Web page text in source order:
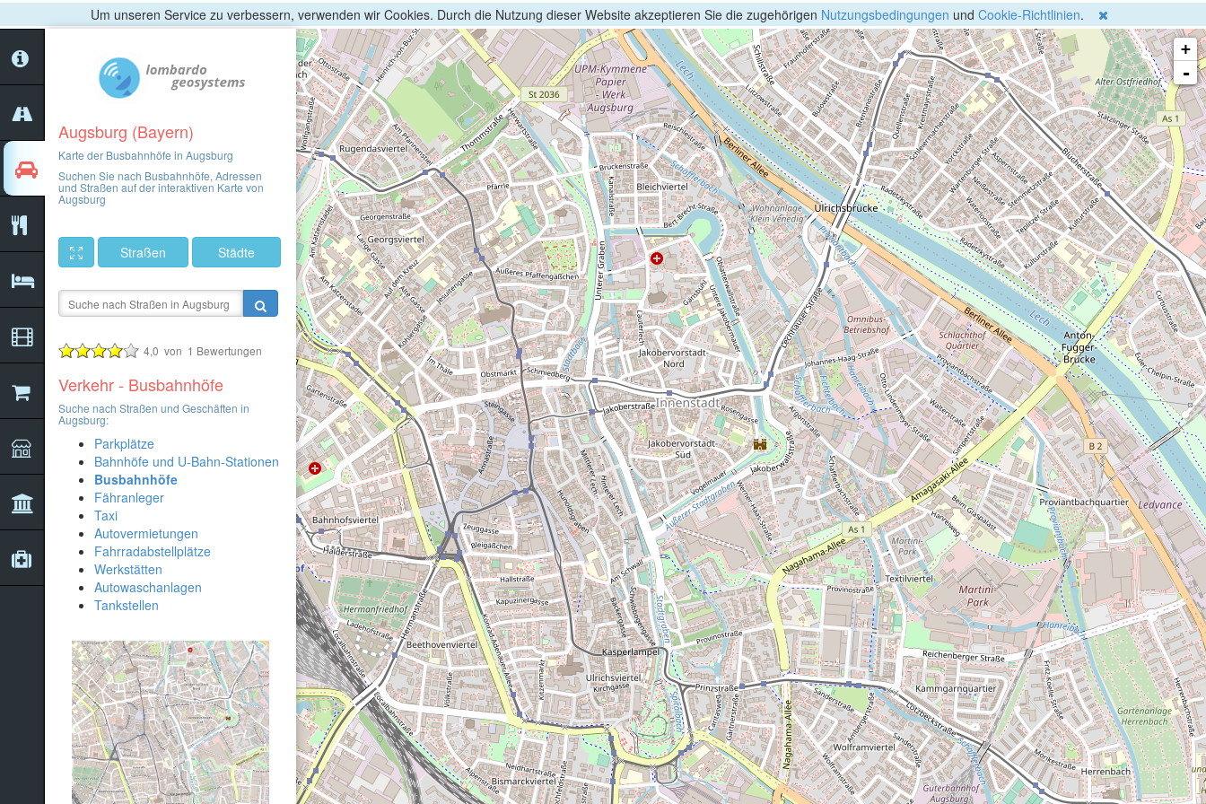
Um unseren Service zu verbessern, verwenden wir Cookies. Durch die Nutzung dieser Website akzeptieren Sie die zugehörigen Nutzungsbedingungen und Cookie-Richtlinien.
+
-
Augsburg (Bayern)
Karte der Busbahnhöfe in Augsburg
Suchen Sie nach Busbahnhöfe, Adressen
und Straßen auf der interaktiven Karte von
Augsburg
Straßen Städte
4,0 von 1 Bewertungen
Verkehr - Busbahnhöfe
Suche nach Straßen und Geschäften in
Augsburg:
Parkplätze
Bahnhöfe und U-Bahn-Stationen
Busbahnhöfe
Fähranleger
Taxi
Autovermietungen
Fahrradabstellplätze
Werkstätten
Autowaschanlagen
Tankstellen